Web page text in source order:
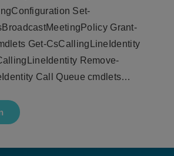
Set-
Grant-
Get-CsCallingLineIdentity
Remove-
Call Queue cmdlets…